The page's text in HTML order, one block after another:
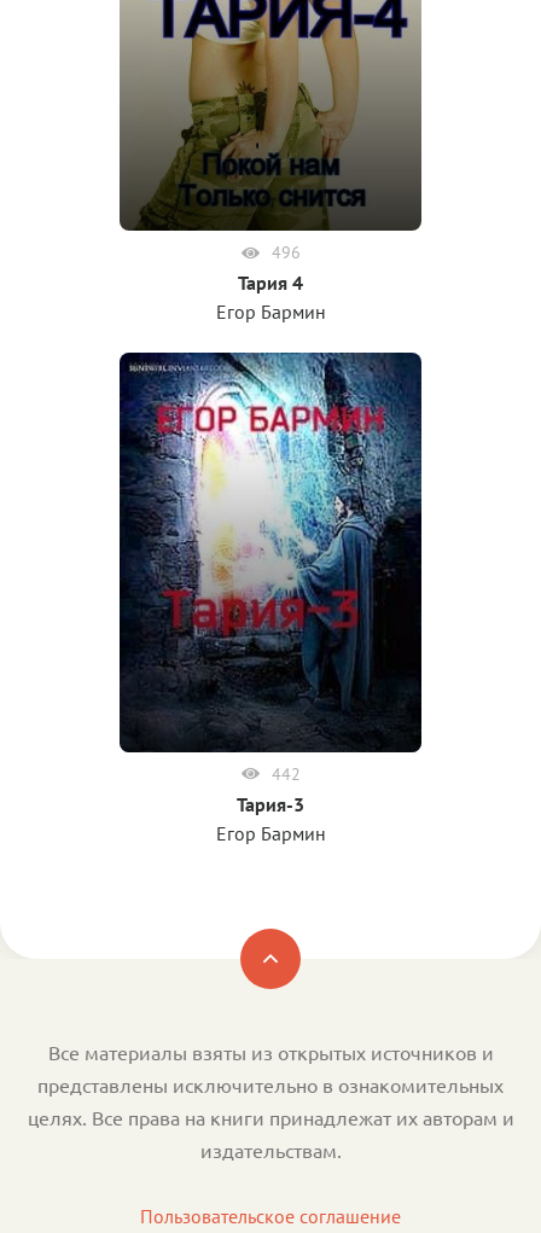
496
Тария 4
Егор Бармин
442
Тария-3
Егор Бармин
Все материалы взяты из открытых источников и
представлены исключительно в ознакомительных
целях. Все права на книги принадлежат их авторам и
издательствам.
Пользовательское соглашение